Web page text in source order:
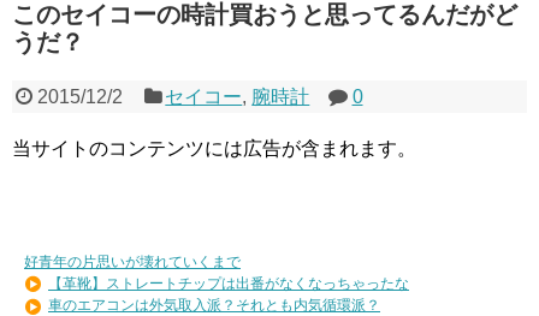
このセイコーの時計買おうと思ってるんだがど
うだ？
2015/12/2 セイコー, 腕時計 0
当サイトのコンテンツには広告が含まれます。
好青年の片思いが壊れていくまで
【革靴】ストレートチップは出番がなくなっちゃったな
車のエアコンは外気取入派？それとも内気循環派？